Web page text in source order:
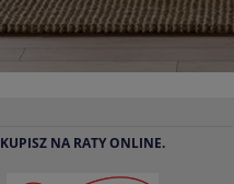
KUPISZ NA RATY ONLINE.